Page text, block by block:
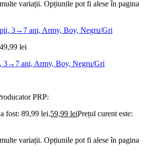
variații. Opțiunile pot fi alese în pagina
lei
3→7 ani, Army, Boy, Negru/Gri
PRP:
fost: 89,99 lei.59,99 leiPrețul curent este:
variații. Opțiunile pot fi alese în pagina